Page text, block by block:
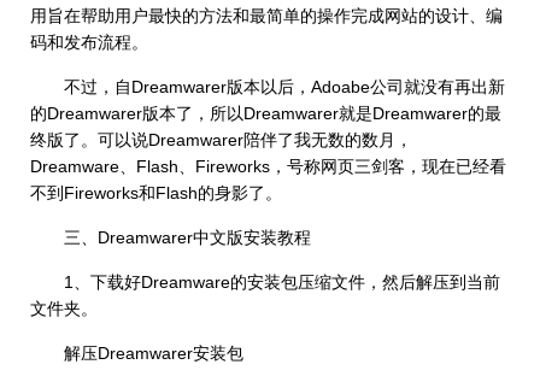
用旨在帮助用户最快的方法和最简单的操作完成网站的设计、编
码和发布流程。
不过，自Dreamwarer版本以后，Adoabe公司就没有再出新
的Dreamwarer版本了，所以Dreamwarer就是Dreamwarer的最
终版了。可以说Dreamwarer陪伴了我无数的数月，
Dreamware、Flash、Fireworks，号称网页三剑客，现在已经看
不到Fireworks和Flash的身影了。
三、Dreamwarer中文版安装教程
1、下载好Dreamware的安装包压缩文件，然后解压到当前
文件夹。
解压Dreamwarer安装包